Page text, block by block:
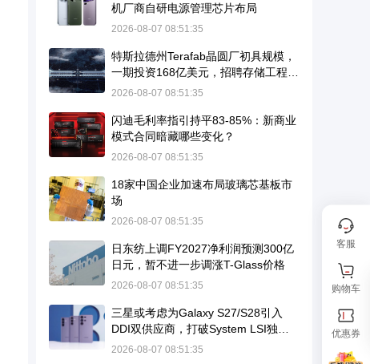
机厂商自研电源管理芯片布局
2026-08-07 08:51:35
特斯拉德州Terafab晶圆厂初具规模，
一期投资168亿美元，招聘存储工程师
暗示进军DRAM
2026-08-07 08:51:35
闪迪毛利率指引持平83-85%：新商业
模式合同暗藏哪些变化？
2026-08-07 08:51:35
18家中国企业加速布局玻璃芯基板市
场
2026-08-07 08:51:35
日东纺上调FY2027净利润预测300亿
日元，暂不进一步调涨T-Glass价格
2026-08-07 08:51:35
三星或考虑为Galaxy S27/S28引入
DDI双供应商，打破System LSI独家
供应格局
2026-08-07 08:51:35
客服
购物车
优惠券